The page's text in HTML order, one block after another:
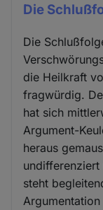
Die
Die
die Heilkraft
fragwürdig.
hat sich
Argument-
heraus
steht